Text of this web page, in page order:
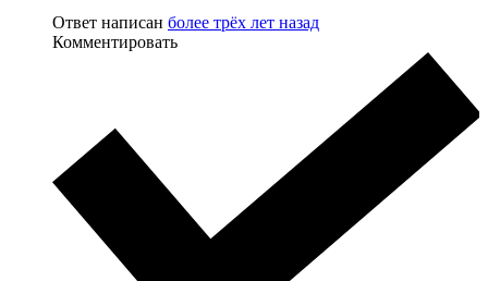
Ответ написан более трёх лет назад
Комментировать